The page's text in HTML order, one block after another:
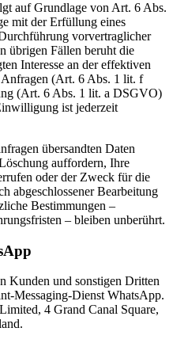
auf Grundlage von Art. 6 Abs.
mit der Erfüllung eines
vorvertraglicher
übrigen Fällen beruht die
Interesse an der effektiven
Anfragen (Art. 6 Abs. 1 lit. f
(Art. 6 Abs. 1 lit. a DSGVO)
ist jederzeit
übersandten Daten
auffordern, Ihre
oder der Zweck für die
abgeschlossener Bearbeitung
Bestimmungen –
– bleiben unberührt.
Kunden und sonstigen Dritten
Messaging-Dienst WhatsApp.
4 Grand Canal Square,